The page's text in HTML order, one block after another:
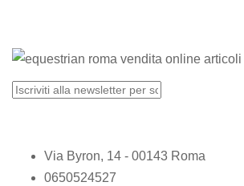
Via Byron, 14 - 00143 Roma
0650524527